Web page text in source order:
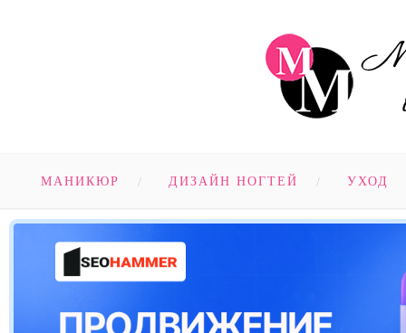
МАНИКЮР ДИЗАЙН НОГТЕЙ УХОД